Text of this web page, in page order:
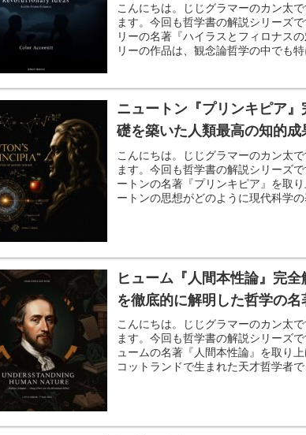
こんにちは。じじグラマーのカン太
ます。今回も哲学書の解説シリーズ
リーの名著『ハイラスとフィロナス
リーの作品は、観念論哲学の中でも
ニュートン『プリンキピア
礎を築いた人類最高の知的成
こんにちは。じじグラマーのカン太
ます。今回も哲学書の解説シリーズ
ートンの名著『プリンキピア』を取
ートンの思想がどのように現代科学の
ヒューム『人間本性論』完
を徹底的に解明した哲学の名
こんにちは。じじグラマーのカン太
ます。今回も哲学書の解説シリーズ
ュームの名著『人間本性論』を取り
コットランドで生まれた天才哲学者で